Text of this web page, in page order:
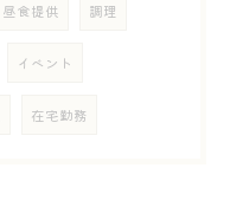
昼食提供 調理
イベント
在宅勤務